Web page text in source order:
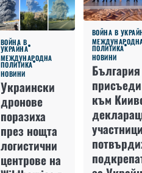
ВОЙНА В
УКРАЙНА
МЕЖДУНАРОДНА
ПОЛИТИКА
НОВИНИ
Украински
дронове
поразиха
през нощта
логистични
центрове на
ВОЙНА В
ПОЛИТИКА
НОВИНИ
към